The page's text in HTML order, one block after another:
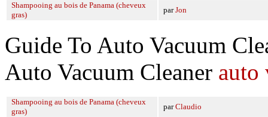
Shampooing au bois de Panama (cheveux
gras)
parJon
Guide To Auto Vacuum
Auto Vacuum Cleaner auto
Shampooing au bois de Panama (cheveux
gras)
parClaudio